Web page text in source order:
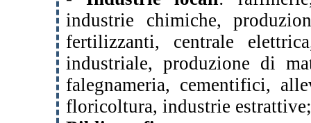
industrie chimiche,
fertilizzanti, centrale
industriale, produzione di
falegnameria, cementifici,
floricoltura, industrie